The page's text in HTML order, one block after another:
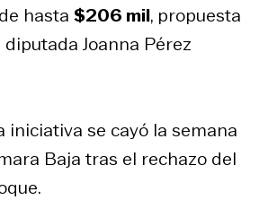
hasta $206 mil, propuesta
Joanna Pérez
iniciativa se cayó la semana
Baja tras el rechazo del